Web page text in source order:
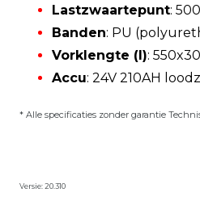
Lastzwaartepunt:
Banden: PU
Vorklengte (l):
Accu: 24V 210AH
* Alle specificaties zonder garantie
Versie: 20.310